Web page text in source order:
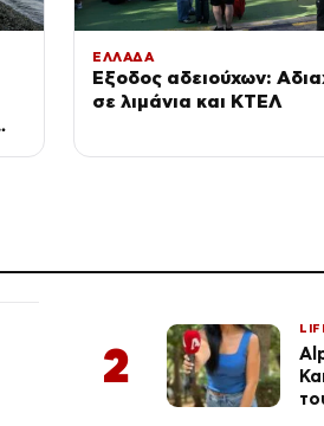
ΕΛΛΑΔΑ
Έξοδος αδειούχων:
σε λιμάνια και ΚΤΕΛ
2